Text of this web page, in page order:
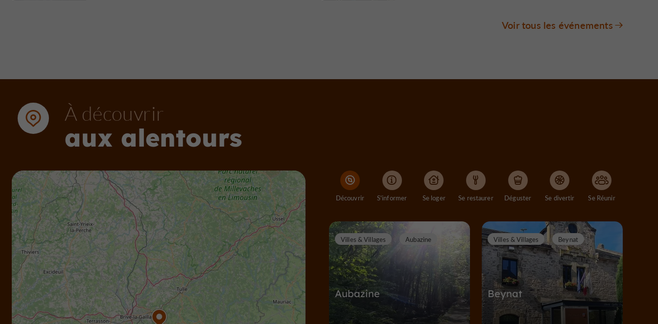
Voir tous les événements
À découvrir
aux alentours
Découvrir S'informer Se loger Se restaurer Déguster Se divertir Se Réunir
Aubazine
Villes & Villages Aubazine
Beynat
Villes & Villages Beynat